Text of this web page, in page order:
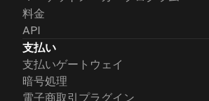
料金
API
支払い
支払いゲートウェイ
暗号処理
電子商取引プラグイン